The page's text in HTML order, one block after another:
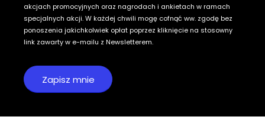
akcjach promocyjnych oraz nagrodach i ankietach w ramach
specjalnych akcji. W każdej chwili mogę cofnąć ww. zgodę bez
ponoszenia jakichkolwiek opłat poprzez kliknięcie na stosowny
link zawarty w e-mailu z Newsletterem.